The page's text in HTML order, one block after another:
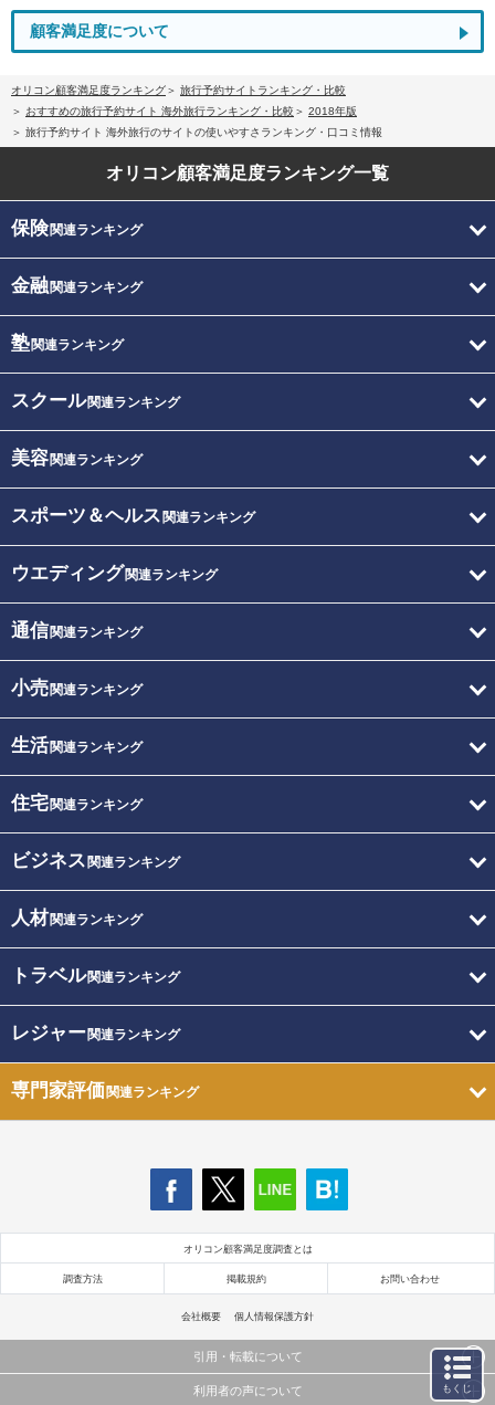
顧客満足度について
オリコン顧客満足度ランキング
旅行予約サイトランキング・比較
おすすめの旅行予約サイト 海外旅行ランキング・比較
2018年版
旅行予約サイト 海外旅行のサイトの使いやすさランキング・口コミ情報
オリコン顧客満足度ランキング一覧
保険関連ランキング
金融関連ランキング
塾関連ランキング
スクール関連ランキング
美容関連ランキング
スポーツ＆ヘルス 関連ランキング
ウエディング関連ランキング
通信関連ランキング
小売関連ランキング
生活関連ランキング
住宅関連ランキング
ビジネス 関連ランキング
人材関連ランキング
トラベル関連ランキング
レジャー関連ランキング
専門家評価関連ランキング
オリコン顧客満足度調査とは
調査方法 掲載規約 お問い合わせ
会社概要 個人情報保護方針
引用・転載について
当サイトで公開されている情報（文字、写真、イラスト、画像データ等）及びこれらの配置・
利用者の声について もくじ